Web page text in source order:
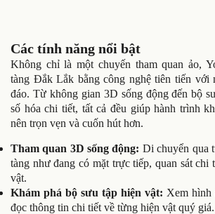
Các tính năng nổi bật
Không chỉ là một chuyến tham quan ảo,
tàng Đắk Lắk bằng công nghệ tiên tiến với
đáo. Từ không gian 3D sống động đến bộ
số hóa chi tiết, tất cả đều giúp hành trình
nên trọn vẹn và cuốn hút hơn.
Tham quan 3D sống động: Di chuyển qua
tàng như đang có mặt trực tiếp, quan sát chi
vật.
Khám phá bộ sưu tập hiện vật: Xem hình
đọc thông tin chi tiết về từng hiện vật quý giá.